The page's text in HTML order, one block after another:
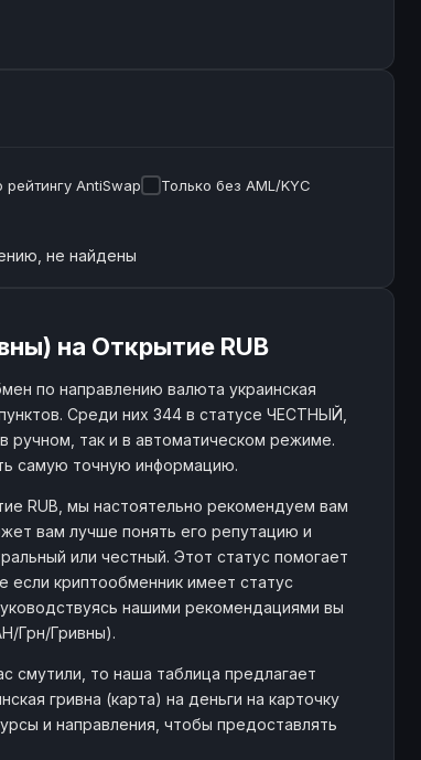
AntiSwap Только без AML/KYC
не найдены
на Открытие RUB
по направлению валюта украинская
Среди них 344 в статусе ЧЕСТНЫЙ,
ручном, так и в автоматическом режиме.
самую точную информацию.
RUB, мы настоятельно рекомендуем вам
вам лучше понять его репутацию и
или честный. Этот статус помогает
криптообменник имеет статус
нашими рекомендациями вы
Грн/Гривны).
смутили, то наша таблица предлагает
гривна (карта) на деньги на карточку
и направления, чтобы предоставлять